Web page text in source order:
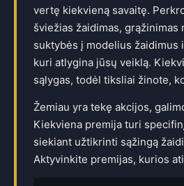
vertę kiekvieną savaitę.
šviežias žaidimas, grąžinimas
suktybės į modelius žaidimus
kuri atlygina jūsų veiklą.
sąlygas, todėl tiksliai žinote,
Žemiau yra tekę akcijos,
Kiekviena premija turi
siekiant užtikrinti sąžingą
Aktyvinkite premijas, kurios